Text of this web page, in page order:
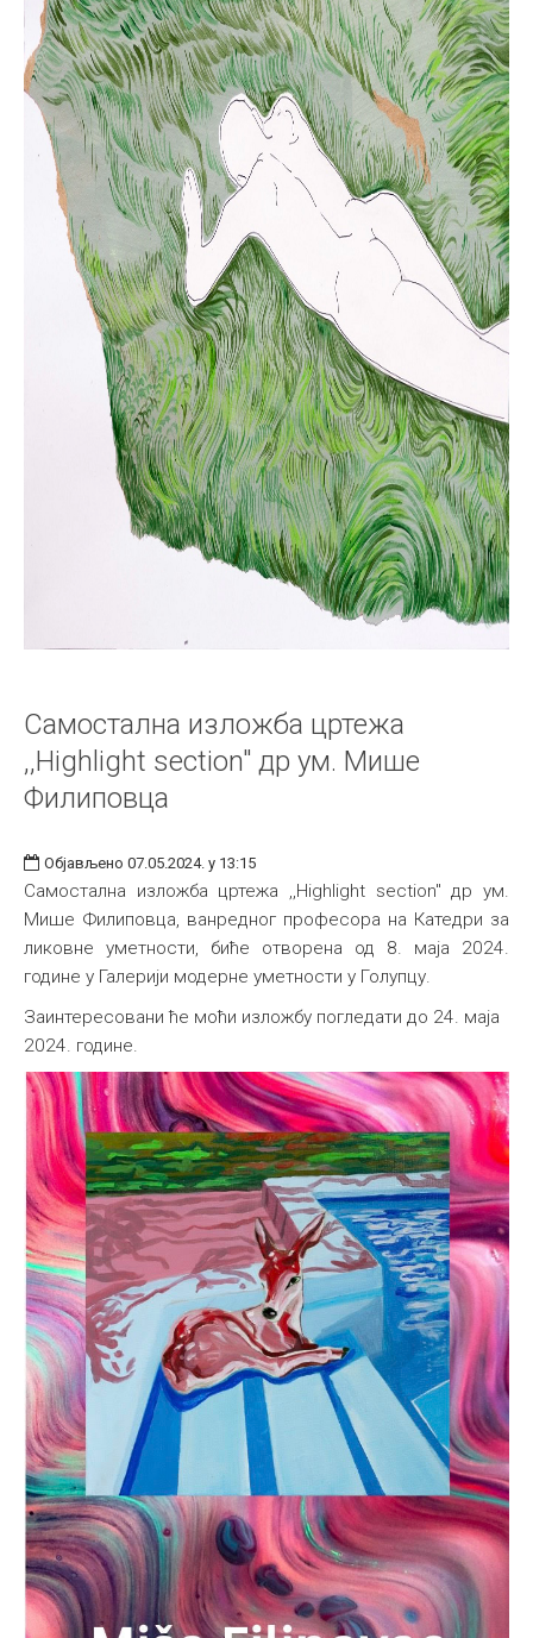
Самостална изложба цртежа
,,Highlight section" др ум. Мише
Филиповца
Објављено 07.05.2024. у 13:15
Самостална изложба цртежа ,,Highlight section" др ум.
Мише Филиповца, ванредног професора на Катедри за
ликовне уметности, биће отворена од 8. маја 2024.
године у Галерији модерне уметности у Голупцу.
Заинтересовани ће моћи изложбу погледати до 24. маја
2024. године.